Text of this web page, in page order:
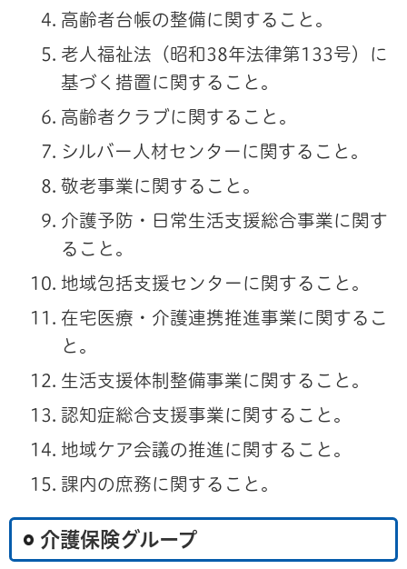
高齢者台帳の整備に関すること。
老人福祉法（昭和38年法律第133号）に
基づく措置に関すること。
高齢者クラブに関すること。
シルバー人材センターに関すること。
敬老事業に関すること。
介護予防・日常生活支援総合事業に関す
ること。
地域包括支援センターに関すること。
在宅医療・介護連携推進事業に関するこ
と。
生活支援体制整備事業に関すること。
認知症総合支援事業に関すること。
地域ケア会議の推進に関すること。
課内の庶務に関すること。
介護保険グループ